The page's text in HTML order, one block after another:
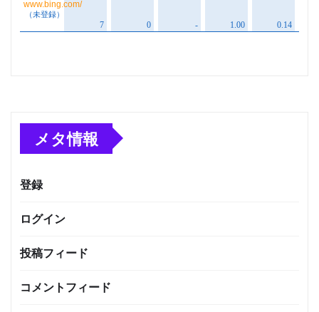
メタ情報
登録
ログイン
投稿フィード
コメントフィード